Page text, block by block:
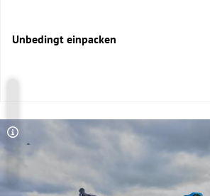
Unbedingt einpacken
Copyright-Hinweis öffnen/schließen